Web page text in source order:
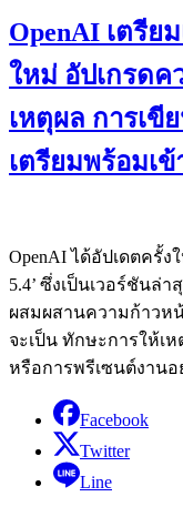
OpenAI เตรีย
ใหม่ อัปเกรดค
เหตุผล การเขี
เตรียมพร้อมเ
OpenAI ได้อัปเดตครั้ง
5.4’ ซึ่งเป็นเวอร์ชันล่
ผสมผสานความก้าวห
จะเป็น ทักษะการให้เ
หรือการพรีเซนต์งาน
Facebook
Twitter
Line